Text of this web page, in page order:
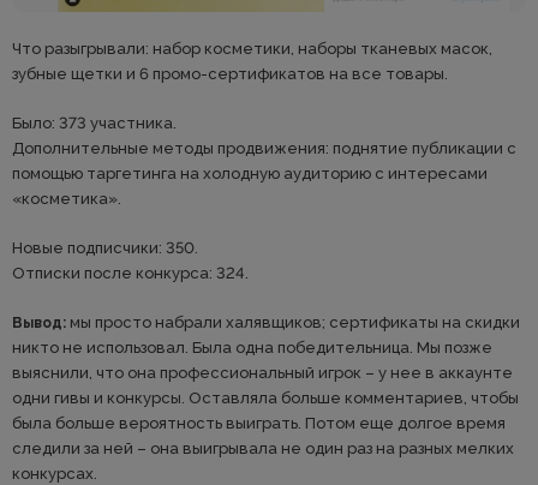
Что разыгрывали: набор косметики, наборы тканевых масок,
зубные щетки и 6 промо-сертификатов на все товары.
Было: 373 участника.
Дополнительные методы продвижения: поднятие публикации с
помощью таргетинга на холодную аудиторию с интересами
«косметика».
Новые подписчики: 350.
Отписки после конкурса: 324.
Вывод: мы просто набрали халявщиков; сертификаты на скидки
никто не использовал. Была одна победительница. Мы позже
выяснили, что она профессиональный игрок – у нее в аккаунте
одни гивы и конкурсы. Оставляла больше комментариев, чтобы
была больше вероятность выиграть. Потом еще долгое время
следили за ней – она выигрывала не один раз на разных мелких
конкурсах.